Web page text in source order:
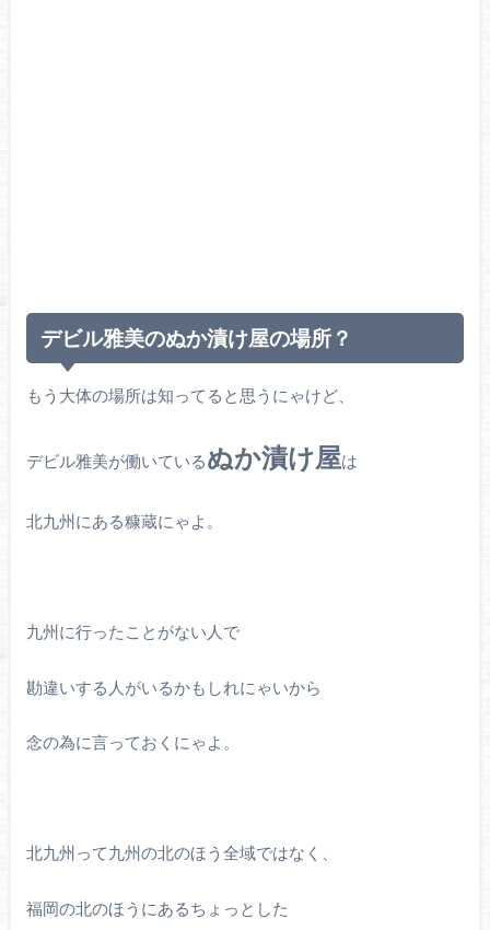
デビル雅美のぬか漬け屋の場所？
もう大体の場所は知ってると思うにゃけど、
デビル雅美が働いているぬか漬け屋は
北九州にある糠蔵にゃよ。
九州に行ったことがない人で
勘違いする人がいるかもしれにゃいから
念の為に言っておくにゃよ。
北九州って九州の北のほう全域ではなく、
福岡の北のほうにあるちょっとした